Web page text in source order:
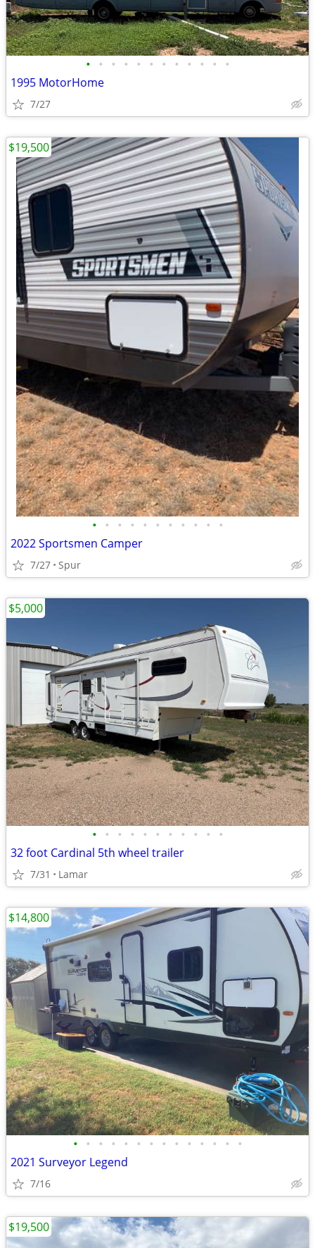
• • • • • • • • • • • •
1995 MotorHome
7/27
• • • • • • • • • • •
2022 Sportsmen Camper
7/27 Spur
$19,500
• • • • • • • • • • •
32 foot Cardinal 5th wheel trailer
7/31 Lamar
$5,000
• • • • • • • • • • • • • •
2021 Surveyor Legend
7/16
$14,800
$19,500